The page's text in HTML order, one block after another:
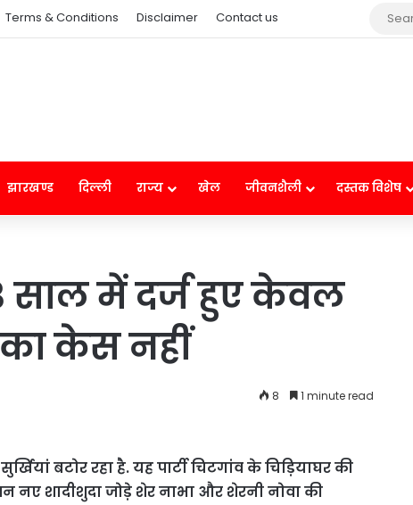
Terms & Conditions Disclaimer Contact us
झारखण्ड दिल्ली राज्य खेल जीवनशैली दस्तक विशेष
में दर्ज हुए केवल
केस नहीं
8 1 minute read
बटोर रहा है. यह पार्टी चिटगांव के चिड़ियाघर की
शादीशुदा जोड़े शेर नाभा और शेरनी नोवा की